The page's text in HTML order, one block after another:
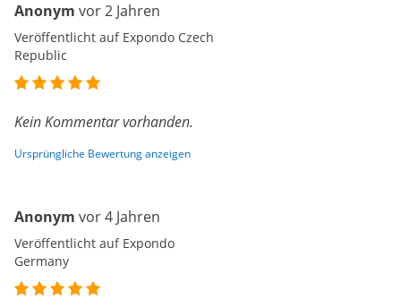
Anonym vor 2 Jahren
Veröffentlicht auf Expondo Czech
Republic
Kein Kommentar vorhanden.
Ursprüngliche Bewertung anzeigen
Anonym vor 4 Jahren
Veröffentlicht auf Expondo
Germany